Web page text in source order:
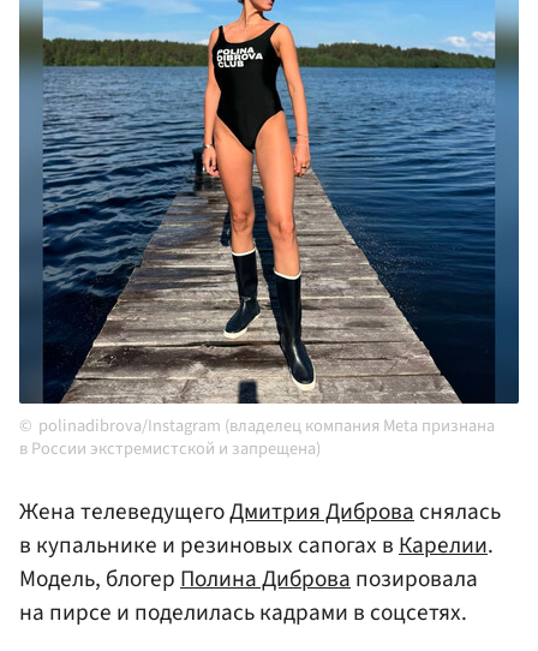
polinadibrova/Instagram (владелец компания Meta признана
в России экстремистской и запрещена)
Жена телеведущегоДмитрия Диброваснялась
в купальнике и резиновых сапогах вКарелии.
Модель, блогерПолина Дибровапозировала
на пирсе и поделилась кадрами в соцсетях.